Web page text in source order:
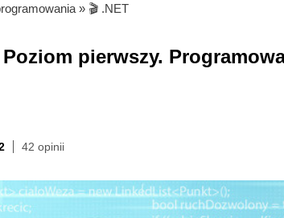
» 🎬 .NET
pierwszy.
42 opinii